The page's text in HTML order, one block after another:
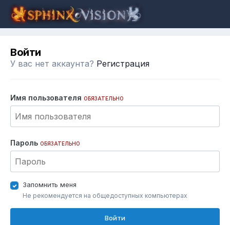
Войти
У вас нет аккаунта? Регистрация
Имя пользователя ОБЯЗАТЕЛЬНО
Пароль ОБЯЗАТЕЛЬНО
Запомнить меня
Не рекомендуется на общедоступных компьютерах
Войти